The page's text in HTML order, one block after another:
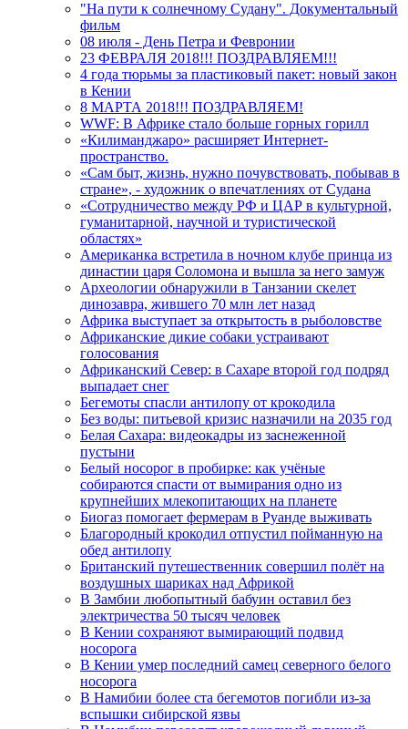
"На пути к солнечному Судану". Документальный
фильм
08 июля - День Петра и Февронии
23 ФЕВРАЛЯ 2018!!! ПОЗДРАВЛЯЕМ!!!
4 года тюрьмы за пластиковый пакет: новый закон
в Кении
8 МАРТА 2018!!! ПОЗДРАВЛЯЕМ!
WWF: В Африке стало больше горных горилл
«Килиманджаро» расширяет Интернет-
пространство.
«Сам быт, жизнь, нужно почувствовать, побывав в
стране», - художник о впечатлениях от Судана
«Сотрудничество между РФ и ЦАР в культурной,
гуманитарной, научной и туристической
областях»
Американка встретила в ночном клубе принца из
династии царя Соломона и вышла за него замуж
Археологии обнаружили в Танзании скелет
динозавра, жившего 70 млн лет назад
Африка выступает за открытость в рыболовстве
Африканские дикие собаки устраивают
голосования
Африканский Север: в Сахаре второй год подряд
выпадает снег
Бегемоты спасли антилопу от крокодила
Без воды: питьевой кризис назначили на 2035 год
Белая Сахара: видеокадры из заснеженной
пустыни
Белый носорог в пробирке: как учёные
собираются спасти от вымирания одно из
крупнейших млекопитающих на планете
Биогаз помогает фермерам в Руанде выживать
Благородный крокодил отпустил пойманную на
обед антилопу
Британский путешественник совершил полёт на
воздушных шариках над Африкой
В Замбии любопытный бабуин оставил без
электричества 50 тысяч человек
В Кении сохраняют вымирающий подвид
носорога
В Кении умер последний самец северного белого
носорога
В Намибии более ста бегемотов погибли из-за
вспышки сибирской язвы